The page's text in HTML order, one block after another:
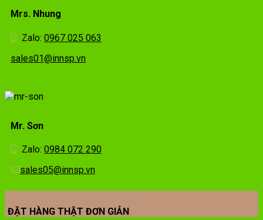
Mrs. Nhung
Zalo: 0967 025 063
sales01@innsp.vn
Mr. Sơn
Zalo: 0984 072 290
sales05@innsp.vn
ĐẶT HÀNG THẬT ĐƠN GIẢN